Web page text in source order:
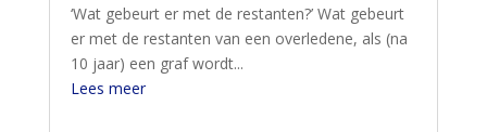
‘Wat gebeurt er met de restanten?’ Wat gebeurt
er met de restanten van een overledene, als (na
10 jaar) een graf wordt...
Lees meer